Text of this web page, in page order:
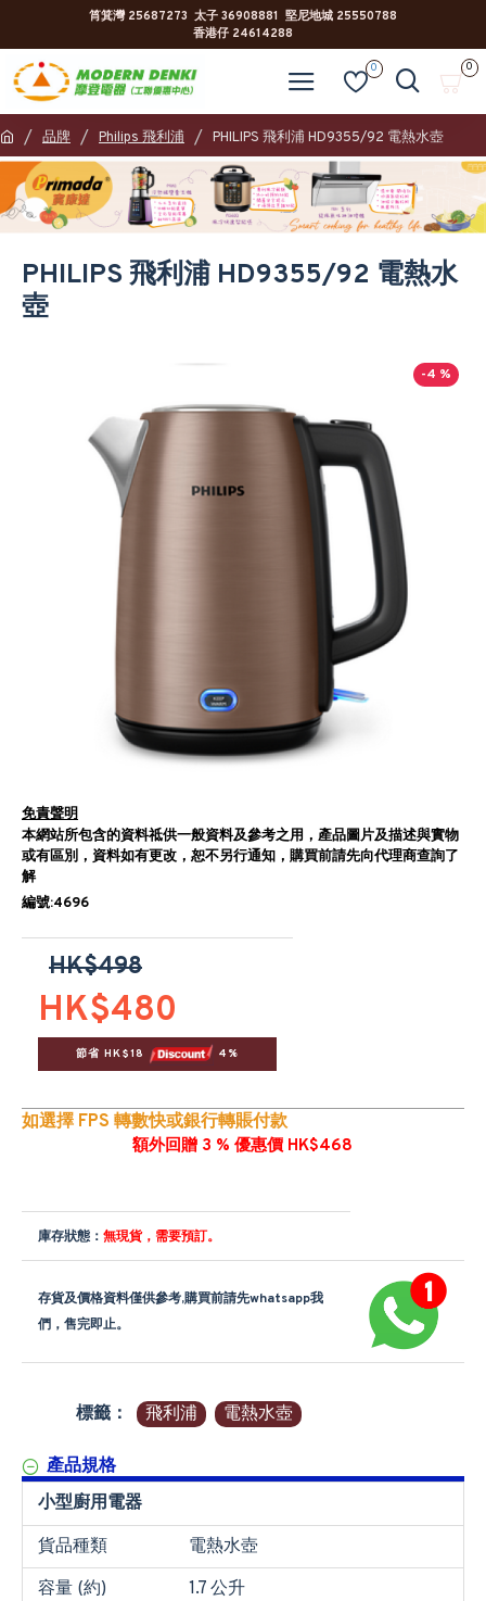
筲箕灣 25687273 太子 36908881 堅尼地城 25550788
香港仔 24614288
0 0
品牌 Philips 飛利浦 PHILIPS 飛利浦 HD9355/92 電熱水壺
PHILIPS 飛利浦 HD9355/92 電熱水
壺
-4 %
免責聲明
本網站所包含的資料祗供一般資料及參考之用，產品圖片及描述與實物
或有區別，資料如有更改，恕不另行通知，購買前請先向代理商查詢了
解
編號:4696
HK$480
HK$498
節省 HK$18 4%
如選擇 FPS 轉數快或銀行轉賬付款
額外回贈 3 % 優惠價 HK$468
庫存狀態： 無現貨，需要預訂。
存貨及價格資料僅供參考,購買前請先whatsapp我
們，售完即止。
標籤： 飛利浦 電熱水壺
產品規格
小型廚用電器
貨品種類
電熱水壺
容量 (約)
1.7 公升